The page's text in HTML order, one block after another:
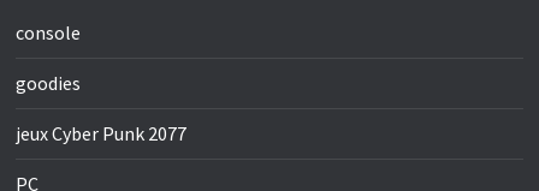
console
goodies
jeux Cyber Punk 2077
PC